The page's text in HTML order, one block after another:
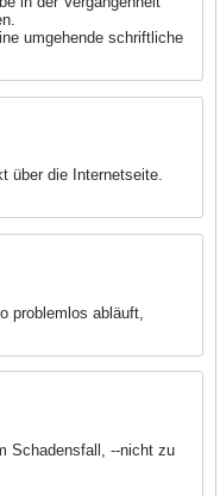
umgehende schriftliche
über die Internetseite.
problemlos abläuft,
Schadensfall, --nicht zu